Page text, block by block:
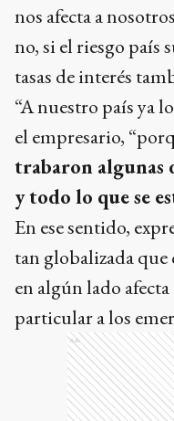
nos afecta a
no, si el riesgo país
tasas de interés
“A nuestro país ya
el empresario,
trabaron algunas
y todo lo que se
En ese sentido,
tan globalizada que
en algún lado
particular a los
Ads